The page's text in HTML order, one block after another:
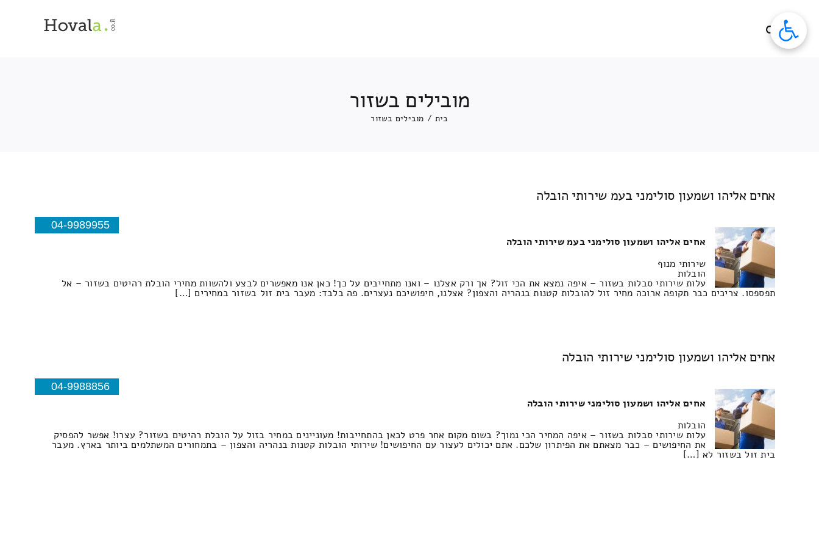
מובילים בשזור
בית / מובילים בשזור
אחים אליהו ושמעון סולימני בעמ שירותי הובלה
04-9989955
אחים אליהו ושמעון סולימני בעמ שירותי הובלה
שירותי מנוף
הובלות
עלות שירותי סבלות בשזור – איפה נמצא את הכי זול? אך ורק אצלנו – ואנו מתחייבים על כך! כאן אנו מאפשרים לבצע ולהשוות מחירי הובלת רהיטים בשזור – אל
תפספסו. צריכים כבר תקופה ארוכה מחיר זול להובלות קטנות בנהריה והצפון? אצלנו, חיפושיכם נעצרים. פה בלבד: מעבר בית זול בשזור במחירים […]
אחים אליהו ושמעון סולימני שירותי הובלה
04-9988856
אחים אליהו ושמעון סולימני שירותי הובלה
הובלות
עלות שירותי סבלות בשזור – איפה המחיר הכי נמוך? בשום מקום אחר פרט לכאן בהתחייבות! מעוניינים במחיר בזול על הובלת רהיטים בשזור? עצרו! אפשר להפסיק
את החיפושים – כבר מצאתם את הפיתרון שלכם. אתם יכולים לעצור עם החיפושים! שירותי הובלות קטנות בנהריה והצפון – בתמחורים המשתלמים ביותר בארץ. מעבר
בית זול בשזור לא […]